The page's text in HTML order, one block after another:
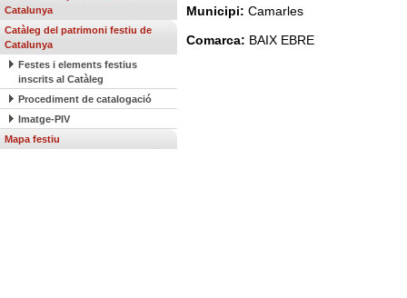
Catalunya
Catàleg del patrimoni festiu de
Catalunya
Festes i elements festius
inscrits al Catàleg
Procediment de catalogació
Imatge-PIV
Mapa festiu
Municipi: Camarles
Comarca: BAIX EBRE